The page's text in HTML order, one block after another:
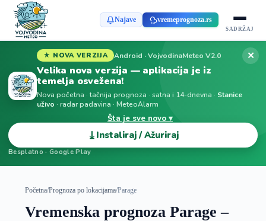
Najave vremeprognoza.rs
SADRŽAJ
★ NOVA VERZIJA Android · VojvodinaMeteo V2.0
Velika nova verzija — aplikacija je iz
temelja osvežena!
Nova početna · tačnija prognoza · satna i 14-dnevna · Stanice
uživo · radar padavina · MeteoAlarm
Šta je sve novo ▾
⤓ Instaliraj / Ažuriraj
Besplatno · Google Play
✕
Početna/Prognoza po lokacijama/Parage
Vremenska prognoza Parage –